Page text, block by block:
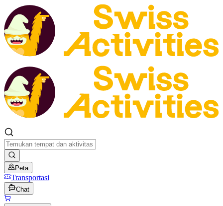
Peta
Transportasi
Chat